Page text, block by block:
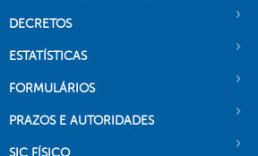
DECRETOS
ESTATÍSTICAS
FORMULÁRIOS
PRAZOS E AUTORIDADES
SIC FÍSICO